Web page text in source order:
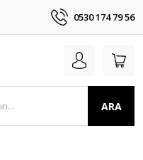
0530 174 79 56
ARA